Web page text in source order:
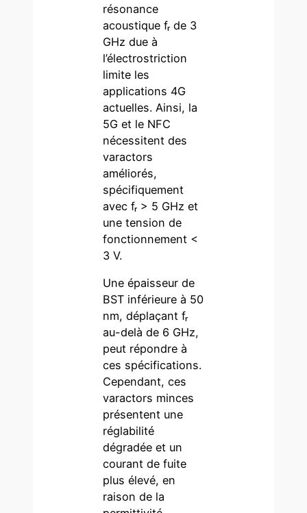
résonance
acoustique fᵣ de 3
GHz due à
l’électrostriction
limite les
applications 4G
actuelles. Ainsi, la
5G et le NFC
nécessitent des
varactors
améliorés,
spécifiquement
avec fᵣ > 5 GHz et
une tension de
fonctionnement <
3 V.
Une épaisseur de
BST inférieure à 50
nm, déplaçant fᵣ
au-delà de 6 GHz,
peut répondre à
ces spécifications.
Cependant, ces
varactors minces
présentent une
réglabilité
dégradée et un
courant de fuite
plus élevé, en
raison de la